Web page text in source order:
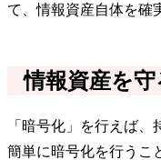
て、情報資産自体を確
情報資産を守
「暗号化」を行えば
簡単に暗号化を行うこ